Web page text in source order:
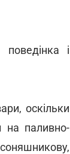
і
оскільки
на паливно-